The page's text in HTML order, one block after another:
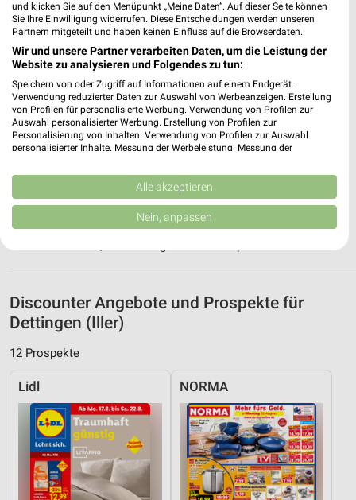
Netto Marken-Discount Illertissen
89257 Illertissen
Heute geschlossen
531,87 km • Angebote: 3 Prospekte
❯
Friedrich-Ebert-Str. 24
89257 Illertissen
geschlossen
Discounter Angebote und Prospekte für
Dettingen (Iller)
12 Prospekte
Lidl NORMA
und klicken Sie auf den Menüpunkt „Meine Daten“. Auf dieser Seite können
Sie Ihre Einwilligung widerrufen. Diese Entscheidungen werden unseren
Partnern mitgeteilt und haben keinen Einfluss auf die Browserdaten.
Wir und unsere Partner verarbeiten Daten, um die Leistung der
Website zu analysieren und Folgendes zu tun:
Speichern von oder Zugriff auf Informationen auf einem Endgerät.
Verwendung reduzierter Daten zur Auswahl von Werbeanzeigen. Erstellung
von Profilen für personalisierte Werbung. Verwendung von Profilen zur
Auswahl personalisierter Werbung. Erstellung von Profilen zur
Personalisierung von Inhalten. Verwendung von Profilen zur Auswahl
personalisierter Inhalte. Messung der Werbeleistung. Messung der
Kombinationen von Daten aus verschiedenen Quellen. Entwicklung und
Verbesserung der Angebote. Verwendung reduzierter Daten zur Auswahl
von Inhalten.
Daten können außerhalb der Europäischen Union weitergegeben und in die
USA gesendet werden.
Website/App.
Wir nutzen Ihre Daten für folgende Zwecke:
IAB-Verarbeitungszwecke:
auf einem Endgerät
Verwendung reduzierter Daten zur Auswahl von
Erstellung von Profilen für personalisierte
Werbung
Verwendung von Profilen zur Auswahl
personalisierter Werbung
Alle akzeptieren
Nein, anpassen